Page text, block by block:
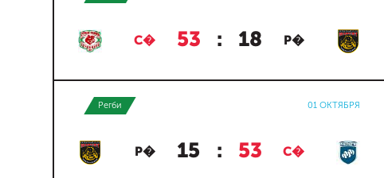
С� 53 : 18 Р�
Регби 01 ОКТЯБРЯ
Р� 15 : 53 С�